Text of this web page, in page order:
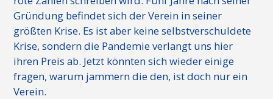
Gründung befindet sich der Verein in seiner
größten Krise. Es ist aber keine selbstverschuldete
Krise, sondern die Pandemie verlangt uns hier
ihren Preis ab. Jetzt könnten sich wieder einige
fragen, warum jammern die den, ist doch nur ein
Verein.